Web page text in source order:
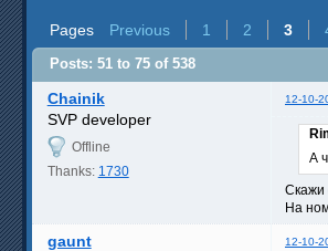
Pages Previous 1 2 3
Posts: 51 to 75 of 538
Chainik 12-10-
SVP developer
Offline
Thanks: 1730
А
Скажи
На
gaunt 12-10-